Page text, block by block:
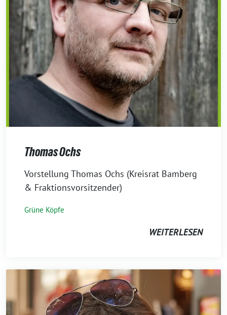
Thomas Ochs
7.
November
Vorstellung Thomas Ochs (Kreisrat Bamberg
& Fraktionsvorsitzender)
Grüne Köpfe
WEITERLESEN